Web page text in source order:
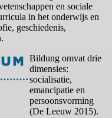
en sociale
in het onderwijs en
geschiedenis,
Bildung omvat drie
dimensies:
socialisatie,
emancipatie en
persoonsvorming
(De Leeuw 2015).